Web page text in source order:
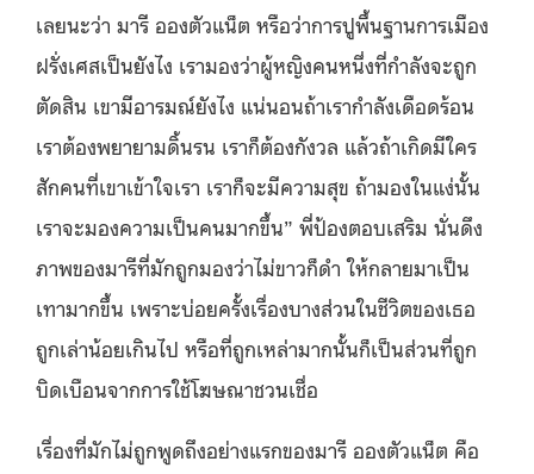
เลยนะว่า มารี อองตัวแน็ต หรือว่าการปูพื้นฐานการเมือง
ฝรั่งเศสเป็นยังไง เรามองว่าผู้หญิงคนหนึ่งที่กำลังจะถูก
ตัดสิน เขามีอารมณ์ยังไง แน่นอนถ้าเรากำลังเดือดร้อน
เราต้องพยายามดิ้นรน เราก็ต้องกังวล แล้วถ้าเกิดมีใคร
สักคนที่เขาเข้าใจเรา เราก็จะมีความสุข ถ้ามองในแง่นั้น
เราจะมองความเป็นคนมากขึ้น” พี่ป้องตอบเสริม นั่นดึง
ภาพของมารีที่มักถูกมองว่าไม่ขาวก็ดำ ให้กลายมาเป็น
เทามากขึ้น เพราะบ่อยครั้งเรื่องบางส่วนในชีวิตของเธอ
ถูกเล่าน้อยเกินไป หรือที่ถูกเหล่ามากนั้นก็เป็นส่วนที่ถูก
บิดเบือนจากการใช้โฆษณาชวนเชื่อ
เรื่องที่มักไม่ถูกพูดถึงอย่างแรกของมารี อองตัวแน็ต คือ